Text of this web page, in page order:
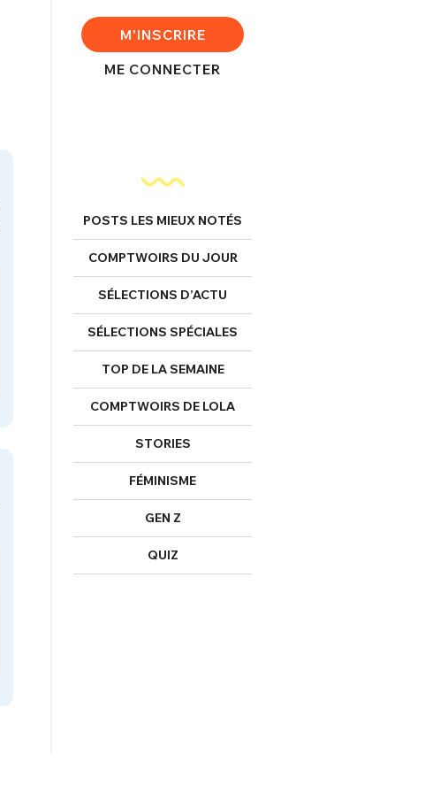
M'INSCRIRE
ME CONNECTER
POSTS LES MIEUX NOTÉS
COMPTWOIRS DU JOUR
SÉLECTIONS D’ACTU
SÉLECTIONS SPÉCIALES
TOP DE LA SEMAINE
COMPTWOIRS DE LOLA
STORIES
FÉMINISME
GEN Z
QUIZ
FERMER
Mot de passe perdu ?
CONNEXION
Un Thread
C'EST PARTI